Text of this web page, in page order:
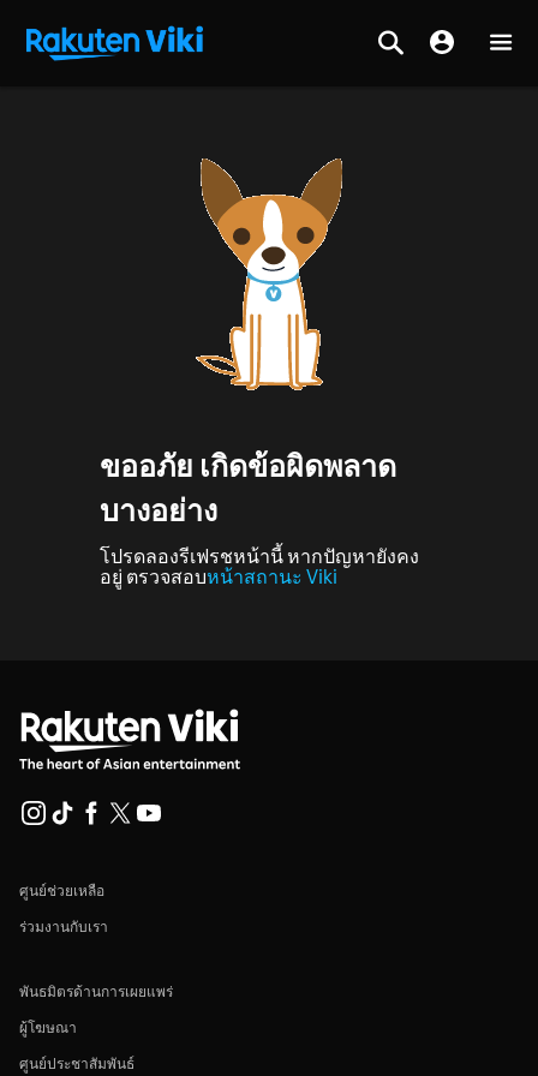
ขออภัย เกิดข้อผิดพลาด
บางอย่าง
โปรดลองรีเฟรชหน้านี้ หากปัญหายังคง
อยู่ ตรวจสอบหน้าสถานะ Viki
ศูนย์ช่วยเหลือ
ร่วมงานกับเรา
พันธมิตรด้านการเผยแพร่
ผู้โฆษณา
ศูนย์ประชาสัมพันธ์